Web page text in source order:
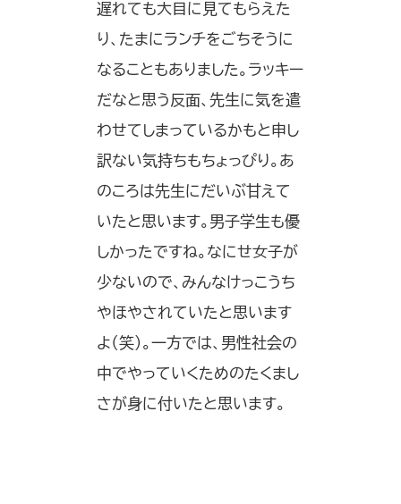
遅れても大目に見てもらえた
り、たまにランチをごちそうに
なることもありました。ラッキー
だなと思う反面、先生に気を遣
わせてしまっているかもと申し
訳ない気持ちもちょっぴり。あ
のころは先生にだいぶ甘えて
いたと思います。男子学生も優
しかったですね。なにせ女子が
少ないので、みんなけっこうち
やほやされていたと思います
よ（笑）。一方では、男性社会の
中でやっていくためのたくまし
さが身に付いたと思います。